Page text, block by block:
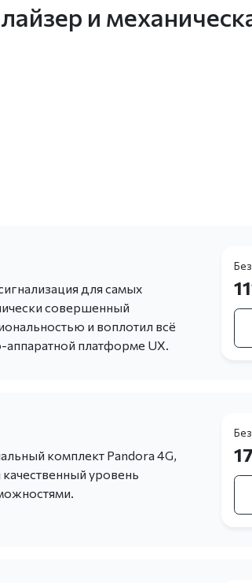
и
для самых
совершенный
и воплотил всё
платформе UX.
комплект Pandora 4G,
уровень